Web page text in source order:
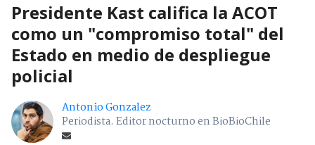
Presidente Kast califica la ACOT
como un "compromiso total" del
Estado en medio de despliegue
policial
Antonio Gonzalez
Periodista. Editor nocturno en BioBioChile